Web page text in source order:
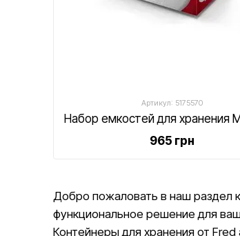
Добро пожаловать в наш раздел
функциональное решение для
Контейнеры для хранения от
Артикул: 5175570
965 грн